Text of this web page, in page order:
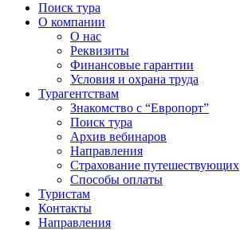
Поиск тура
О компании
О нас
Реквизиты
Финансовые гарантии
Условия и охрана труда
Турагентствам
Знакомство с “Европорт”
Поиск тура
Архив вебинаров
Направления
Страхование путешествующих
Способы оплаты
Туристам
Контакты
Направления